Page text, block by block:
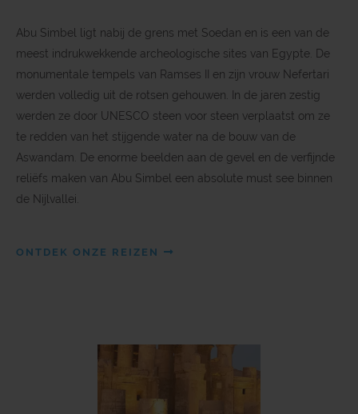
Abu Simbel ligt nabij de grens met Soedan en is een van de
meest indrukwekkende archeologische sites van Egypte. De
monumentale tempels van Ramses II en zijn vrouw Nefertari
werden volledig uit de rotsen gehouwen. In de jaren zestig
werden ze door UNESCO steen voor steen verplaatst om ze
te redden van het stijgende water na de bouw van de
Aswandam. De enorme beelden aan de gevel en de verfijnde
reliëfs maken van Abu Simbel een absolute must see binnen
de Nijlvallei.
ONTDEK ONZE REIZEN